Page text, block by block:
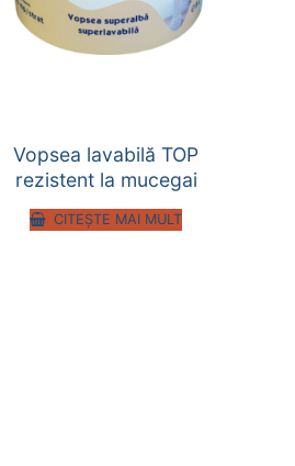
Vopsea lavabilă TOP
rezistent la mucegai
CITEȘTE MAI MULT